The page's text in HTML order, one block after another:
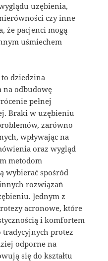
uzębienia,
czy inne
że pacjenci mogą
uśmiechem
dziedzina
na odbudowę
pełnej
Braki w uzębieniu
zarówno
wpływając na
oraz wygląd
metodom
wybierać spośród
rozwiązań
Jednym z
acronowe, które
i komfortem
protez
odporne na
się do kształtu